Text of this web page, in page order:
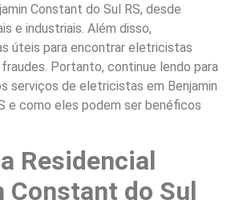
Constant do Sul RS, desde
e industriais. Além disso,
úteis para encontrar eletricistas
Portanto, continue lendo para
serviços de eletricistas em Benjamin
e como eles podem ser benéficos
Residencial
Constant do Sul